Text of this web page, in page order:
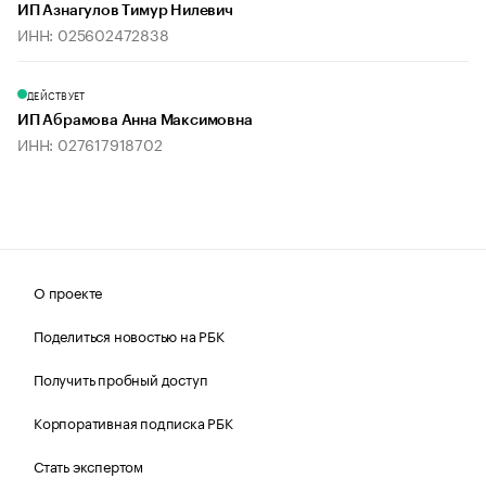
ИП Азнагулов Тимур Нилевич
ИНН: 025602472838
ДЕЙСТВУЕТ
ИП Абрамова Анна Максимовна
ИНН: 027617918702
О проекте
Поделиться новостью на РБК
Получить пробный доступ
Корпоративная подписка РБК
Стать экспертом